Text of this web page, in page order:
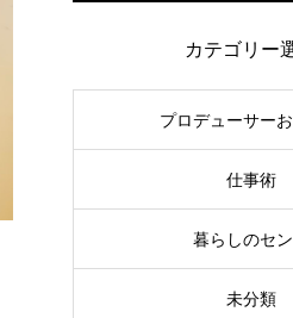
カテゴリー
プロデューサー
仕事術
暮らしのセ
未分類